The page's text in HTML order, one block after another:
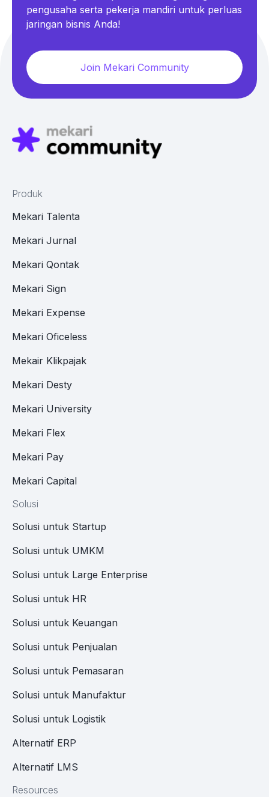
pengusaha serta pekerja mandiri untuk perluas
jaringan bisnis Anda!
Join Mekari Community
Produk
Mekari Talenta
Mekari Jurnal
Mekari Qontak
Mekari Sign
Mekari Expense
Mekari Oficeless
Mekair Klikpajak
Mekari Desty
Mekari University
Mekari Flex
Mekari Pay
Mekari Capital
Solusi
Solusi untuk Startup
Solusi untuk UMKM
Solusi untuk Large Enterprise
Solusi untuk HR
Solusi untuk Keuangan
Solusi untuk Penjualan
Solusi untuk Pemasaran
Solusi untuk Manufaktur
Solusi untuk Logistik
Alternatif ERP
Alternatif LMS
Resources